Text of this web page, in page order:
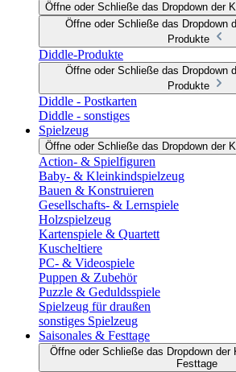
Öffne oder Schließe das Dropdown der
Öffne oder Schließe das Dropdown
Produkte
Diddle-Produkte
Öffne oder Schließe das Dropdown
Produkte
Diddle - Postkarten
Diddle - sonstiges
Spielzeug
Öffne oder Schließe das Dropdown der
Action- & Spielfiguren
Baby- & Kleinkindspielzeug
Bauen & Konstruieren
Gesellschafts- & Lernspiele
Holzspielzeug
Kartenspiele & Quartett
Kuscheltiere
PC- & Videospiele
Puppen & Zubehör
Puzzle & Geduldsspiele
Spielzeug für draußen
sonstiges Spielzeug
Saisonales & Festtage
Öffne oder Schließe das Dropdown der
Festtage